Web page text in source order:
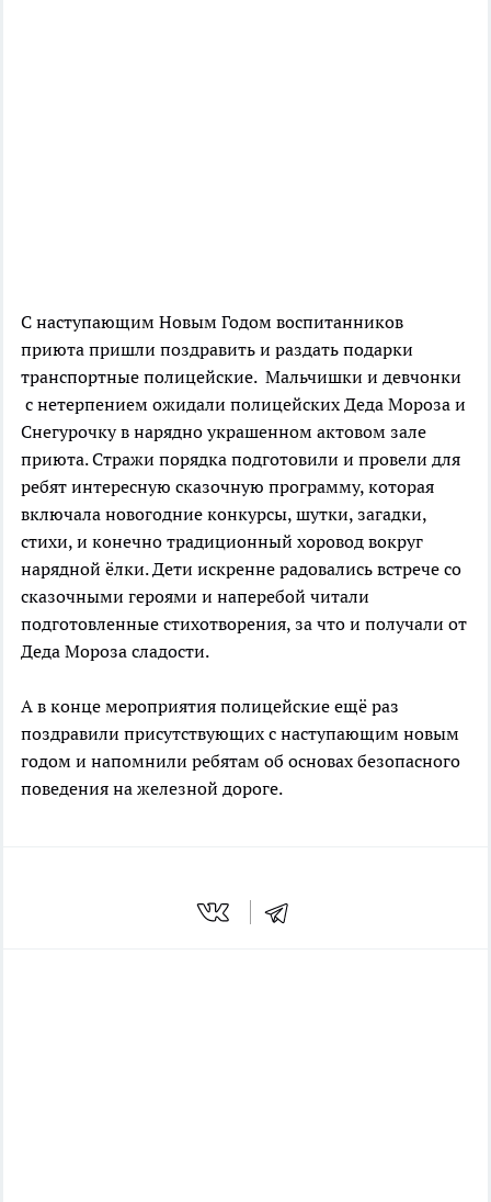
С наступающим Новым Годом воспитанников
приюта пришли поздравить и раздать подарки
транспортные полицейские. Мальчишки и девчонки
с нетерпением ожидали полицейских Деда Мороза и
Снегурочку в нарядно украшенном актовом зале
приюта. Стражи порядка подготовили и провели для
ребят интересную сказочную программу, которая
включала новогодние конкурсы, шутки, загадки,
стихи, и конечно традиционный хоровод вокруг
нарядной ёлки. Дети искренне радовались встрече со
сказочными героями и наперебой читали
подготовленные стихотворения, за что и получали от
Деда Мороза сладости.
А в конце мероприятия полицейские ещё раз
поздравили присутствующих с наступающим новым
годом и напомнили ребятам об основах безопасного
поведения на железной дороге.